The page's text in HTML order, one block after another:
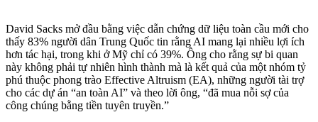
David Sacks mở đầu bằng việc dẫn chứng dữ liệu toàn cầu mới cho
thấy 83% người dân Trung Quốc tin rằng AI mang lại nhiều lợi ích
hơn tác hại, trong khi ở Mỹ chỉ có 39%. Ông cho rằng sự bi quan
này không phải tự nhiên hình thành mà là kết quả của một nhóm tỷ
phú thuộc phong trào Effective Altruism (EA), những người tài trợ
cho các dự án “an toàn AI” và theo lời ông, “đã mua nỗi sợ của
công chúng bằng tiền tuyên truyền.”